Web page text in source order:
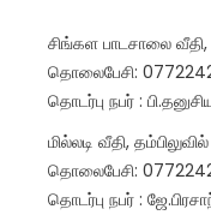
சிங்கள பாடசாலை
தொலைபேசி:
தொடர்பு நபர் :
மில்லடி வீதி,
தொலைபேசி:
தொடர்பு நபர் :